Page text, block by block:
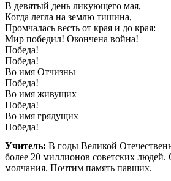
В девятый день ликующего мая,
Когда легла на землю тишина,
Промчалась весть от края и до края:
Мир победил! Окончена война!
Победа!
Победа!
Во имя Отчизны –
Победа!
Во имя живущих –
Победа!
Во имя грядущих –
Победа!
Учитель: В годы Великой
более 20 миллионов советских людей.
молчания. Почтим память павших.